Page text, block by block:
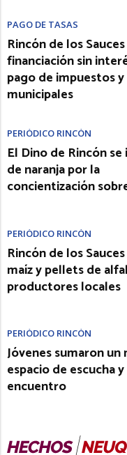
PAGO DE TASAS
Rincón de los
financiación sin
pago de impuestos
municipales
PERIÓDICO RINCÓN
El Dino de Rincón
de naranja por la
concientización
PERIÓDICO RINCÓN
Rincón de los
maíz y pellets de
productores locales
PERIÓDICO RINCÓN
Jóvenes sumaron un
espacio de escucha y
encuentro